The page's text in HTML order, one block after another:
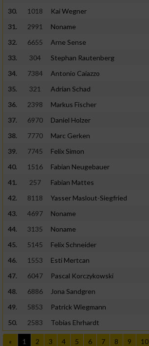
30.
1018 Kai Wegner
31.
2991 Noname
32.
6655 Arne Sense
33.
304 Stephan Rautenberg
34.
7384 Antonio Caiazzo
35.
321 Adrian Schad
36.
2398 Markus Fischer
37.
6970 Daniel Holzer
38.
7770 Marc Gerken
39.
7745 Felix Simon
40.
1516 Fabian Neugebauer
41.
257 Fabian Mattes
42.
8118 Yasser Maslout-Siegfried
43.
4697 Noname
44.
3135 Noname
45.
5145 Felix Schneider
46.
1553 Esti Mertcan
47.
6047 Pascal Korczykowski
48.
6886 Jona Sandgren
49.
5853 Patrick Wiegmann
50.
2583 Tobias Ehrhardt
« 1 2 3 4 5 6 7 8 9 10